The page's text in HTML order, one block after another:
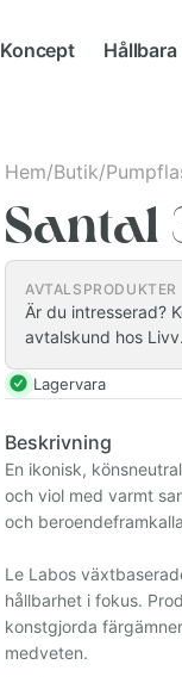
Koncept Hållbara
Hem/Butik/
Santal
AVTALSPRODUKTER
Är du intresserad?
avtalskund hos Livv.
Lagervara
Beskrivning
En ikonisk,
och viol med varmt
och
Le Labos
hållbarhet i fokus.
konstgjorda
medveten.